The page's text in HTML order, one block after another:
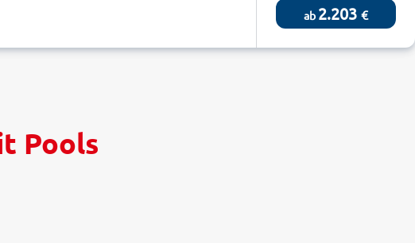
ab 2.203 €
Pools